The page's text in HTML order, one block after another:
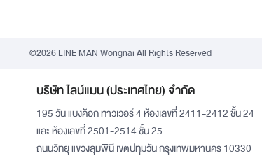
©2026 LINE MAN Wongnai All Rights Reserved
บริษัท ไลน์แมน (ประเทศไทย) จำกัด
195 วัน แบงค็อก ทาวเวอร์ 4 ห้องเลขที่ 2411-2412 ชั้น 24
และ ห้องเลขที่ 2501-2514 ชั้น 25
ถนนวิทยุ แขวงลุมพินี เขตปทุมวัน กรุงเทพมหานคร 10330